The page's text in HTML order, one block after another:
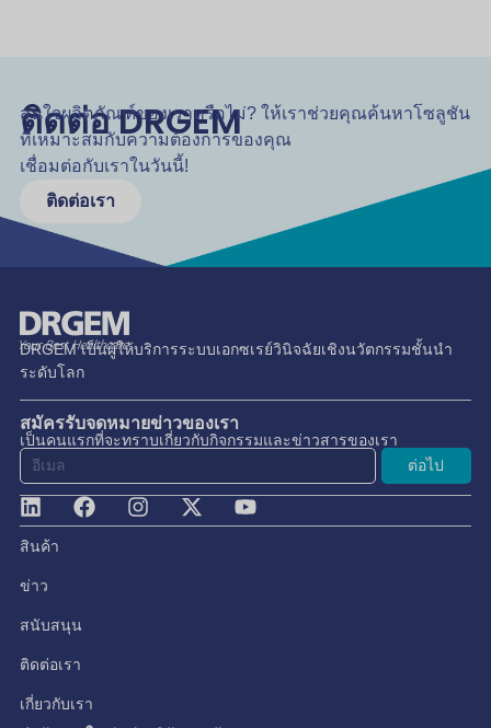
ติดต่อ DRGEM
สนใจผลิตภัณฑ์ของเราหรือไม่? ให้เราช่วยคุณค้นหาโซลูชัน
ที่เหมาะสมกับความต้องการของคุณ
เชื่อมต่อกับเราในวันนี้!
ติดต่อเรา
DRGEM เป็นผู้ให้บริการระบบเอกซเรย์วินิจฉัยเชิงนวัตกรรมชั้นนำ
ระดับโลก
สมัครรับจดหมายข่าวของเรา
เป็นคนแรกที่จะทราบเกี่ยวกับกิจกรรมและข่าวสารของเรา
ต่อไป
สินค้า
ข่าว
สนับสนุน
ติดต่อเรา
เกี่ยวกับเรา